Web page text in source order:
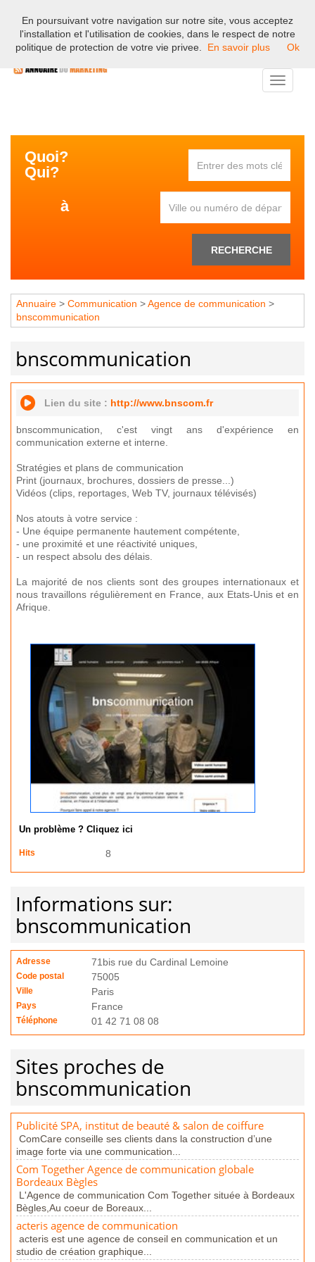
Bienvenue sur l'annuaire professionnel du marketing et de la
communication en France.
Toggle
Quoi?
Qui?
à
RECHERCHE
Annuaire > Communication >Agence de communication >
bnscommunication
bnscommunication
Lien du site : http://www.bnscom.fr
bnscommunication, c'est vingt ans d'expérience en
communication externe et interne.
Stratégies et plans de communication
Print (journaux, brochures, dossiers de presse...)
Vidéos (clips, reportages, Web TV, journaux télévisés)
Nos atouts à votre service :
- Une équipe permanente hautement compétente,
- une proximité et une réactivité uniques,
- un respect absolu des délais.
La majorité de nos clients sont des groupes internationaux et
nous travaillons régulièrement en France, aux Etats-Unis et en
Afrique.
Un problème ? Cliquez ici
Hits 8
Informations sur:
bnscommunication
Adresse 71bis rue du Cardinal Lemoine
Code postal 75005
Ville Paris
Pays France
Téléphone 01 42 71 08 08
Sites proches de
bnscommunication
Publicité SPA, institut de beauté & salon de coiffure
ComCare conseille ses clients dans la construction d’une
image forte via une communication...
Com Together Agence de communication globale
Bordeaux Bègles
L'Agence de communication Com Together située à Bordeaux
Bègles,Au coeur de Boreaux...
acteris agence de communication
acteris est une agence de conseil en communication et un
studio de création graphique...
En poursuivant votre navigation sur notre site, vous acceptez
l'installation et l'utilisation de cookies, dans le respect de notre
politique de protection de votre vie privee.
En savoir plus Ok